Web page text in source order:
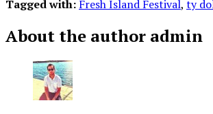
Tagged with: Fresh Island Festival, ty
About the author admin